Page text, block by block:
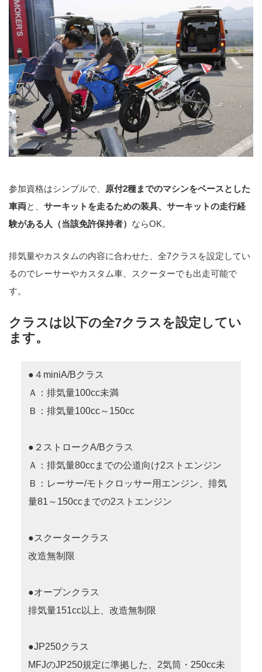
参加資格はシンプルで、
原付2種までのマシンをベースとした
車両と、 サーキットを走るための装具、サーキットの走行経
験がある人（当該免許保持者） ならOK。
排気量やカスタムの内容に合わせた、全7クラスを設定してい
るのでレーサーやカスタム車、スクーターでも出走可能で
す。
クラスは以下の全7クラスを設定してい
ます。
●４miniA/Bクラス
Ａ：排気量100cc未満
Ｂ：排気量100cc～150cc
●２ストロークA/Bクラス
Ａ：排気量80ccまでの公道向け2ストエンジン
Ｂ：レーサー/モトクロッサー用エンジン、排気
量81～150ccまでの2ストエンジン
●スクータークラス
改造無制限
●オープンクラス
排気量151cc以上、改造無制限
●JP250クラス
MFJのJP250規定に準拠した、2気筒・250cc未